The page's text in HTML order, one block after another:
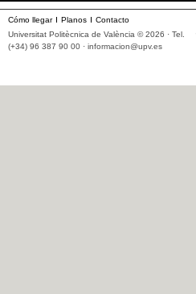
Cómo llegar Planos
Contacto
Universitat Politècnica de València © 2026 · Tel.
(+34) 96 387 90 00 · informacion@upv.es